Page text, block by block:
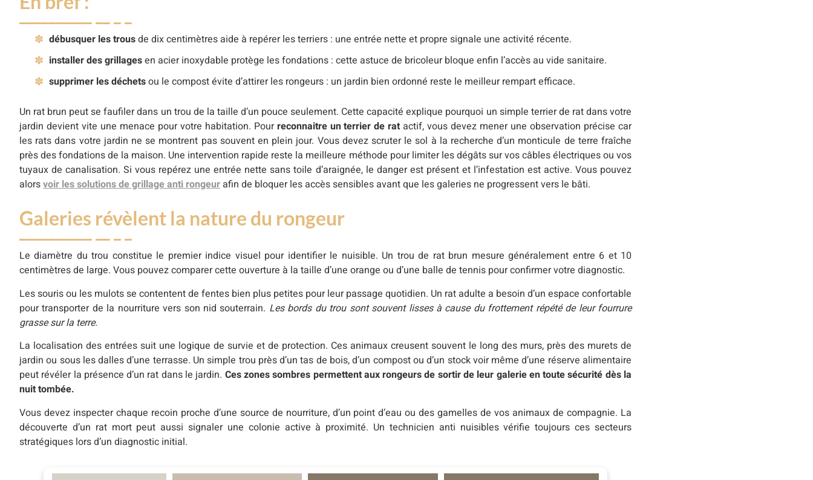
débusquer les trousde dix centimètres aide à repérer les terriers : une entrée nette et propre signale une activité récente.
installer des grillagesen acier inoxydable protège les fondations : cette astuce de bricoleur bloque enfin l’accès au vide sanitaire.
supprimer les déchetsou le compost évite d’attirer les rongeurs : un jardin bien ordonné reste le meilleur rempart efficace.
Un rat brun peut se faufiler dans un trou de la taille d’un pouce seulement. Cette capacité explique pourquoi un simple terrier de rat dans votre
jardin devient vite une menace pour votre habitation. Pourreconnaitre un terrier de rat actif, vous devez mener une observation précise car
les rats dans votre jardin ne se montrent pas souvent en plein jour. Vous devez scruter le sol à la recherche d’un monticule de terre fraîche
près des fondations de la maison. Une intervention rapide reste la meilleure méthode pour limiter les dégâts sur vos câbles électriques ou vos
tuyaux de canalisation. Si vous repérez une entrée nette sans toile d’araignée, le danger est présent et l’infestation est active. Vous pouvez
alorsvoir les solutions de grillage anti rongeur afin de bloquer les accès sensibles avant que les galeries ne progressent vers le bâti.
Galeries révèlent la nature du rongeur
Le diamètre du trou constitue le premier indice visuel pour identifier le nuisible. Un trou de rat brun mesure généralement entre 6 et 10
centimètres de large. Vous pouvez comparer cette ouverture à la taille d’une orange ou d’une balle de tennis pour confirmer votre diagnostic.
Les souris ou les mulots se contentent de fentes bien plus petites pour leur passage quotidien. Un rat adulte a besoin d’un espace confortable
pour transporter de la nourriture vers son nid souterrain. Les bords du trou sont souvent lisses à cause du frottement répété de leur fourrure
grasse sur la terre.
La localisation des entrées suit une logique de survie et de protection. Ces animaux creusent souvent le long des murs, près des murets de
jardin ou sous les dalles d’une terrasse. Un simple trou près d’un tas de bois, d’un compost ou d’un stock voir même d’une réserve alimentaire
peut révéler la présence d’un rat dans le jardin. Ces zones sombres permettent aux rongeurs de sortir de leur galerie en toute sécurité dès la
nuit tombée.
Vous devez inspecter chaque recoin proche d’une source de nourriture, d’un point d’eau ou des gamelles de vos animaux de compagnie. La
découverte d’un rat mort peut aussi signaler une colonie active à proximité. Un technicien anti nuisibles vérifie toujours ces secteurs
stratégiques lors d’un diagnostic initial.